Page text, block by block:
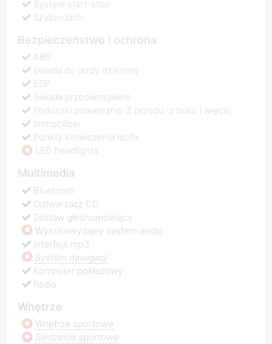
System start-stop
Szyberdach
Bezpieczeństwo i ochrona
ABS
światła do jazdy dziennej
ESP
Światła przeciwmgielne
Poduszki powietrzne: Z przodu, z boku i więcej
Immobilizer
Punkty kotwiczenia Isofix
LED headlights
Multimedia
Bluetooth
Odtwarzacz CD
Zestaw głośnomówiący
Wysokowydajny system audio
interfejs mp3
System nawigacji
Komputer pokładowy
Radio
Wnętrze
Wnętrze sportowe
Siedzenia sportowe